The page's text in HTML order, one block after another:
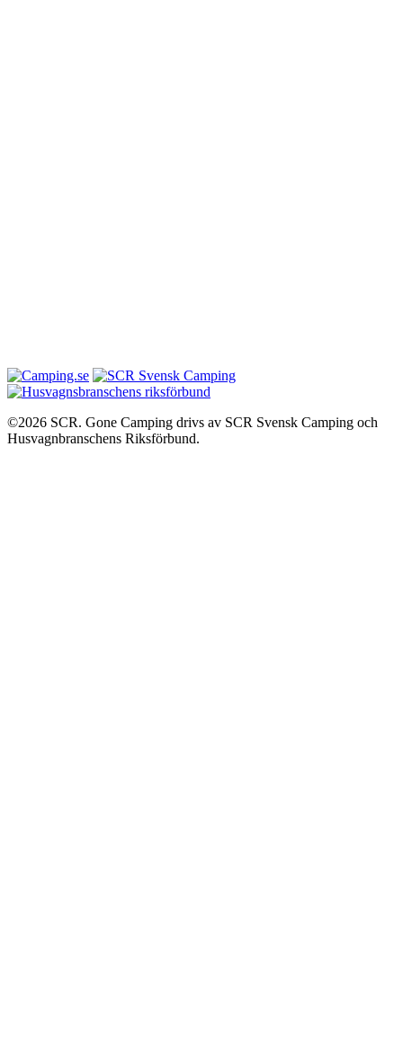
©2026 SCR. Gone Camping drivs av SCR Svensk Camping och
Husvagnbranschens Riksförbund.